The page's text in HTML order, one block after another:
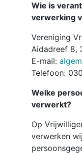
Wie is
verwerking
Vereniging
Aidadreef 8,
E-mail:
Telefoon:
Welke
verwerkt?
Op
verwerken